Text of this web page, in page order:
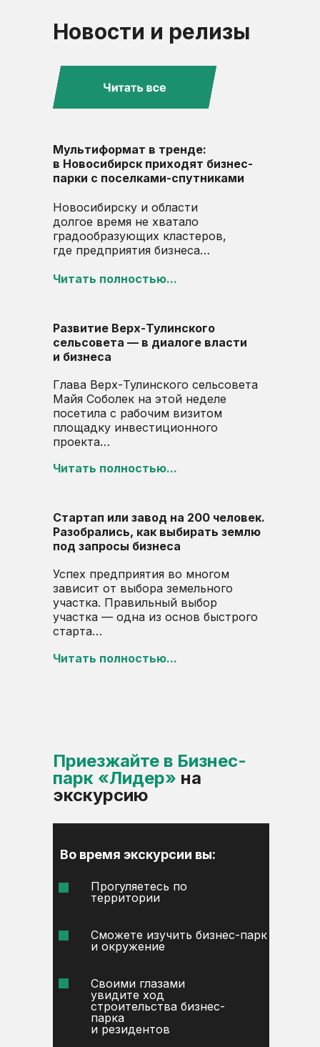
Новости и релизы
Стартап или завод на 200 человек.
Разобрались, как выбирать землю
под запросы бизнеса
Успех предприятия во многом
зависит от выбора земельного
участка. Правильный выбор
участка — одна из основ быстрого
старта…
Читать полностью...
Развитие Верх-Тулинского
сельсовета — в диалоге власти
и бизнеса
Глава Верх-Тулинского сельсовета
Майя Соболек на этой неделе
посетила с рабочим визитом
площадку инвестиционного
проекта…
Читать полностью...
Мультиформат в тренде:
в Новосибирск приходят бизнес-
парки с поселками-спутниками
Новосибирску и области
долгое время не хватало
градообразующих кластеров,
где предприятия бизнеса…
Читать полностью...
Своими глазами
увидите ход
строительства бизнес-
парка
и резидентов
Сможете изучить бизнес-парк
и окружение
Прогуляетесь по
территории
Во время экскурсии вы:
Приезжайте в Бизнес-
парк «Лидер» на
экскурсию